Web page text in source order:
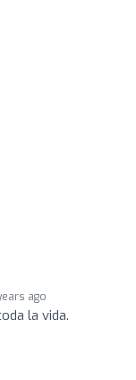
ago
la vida.